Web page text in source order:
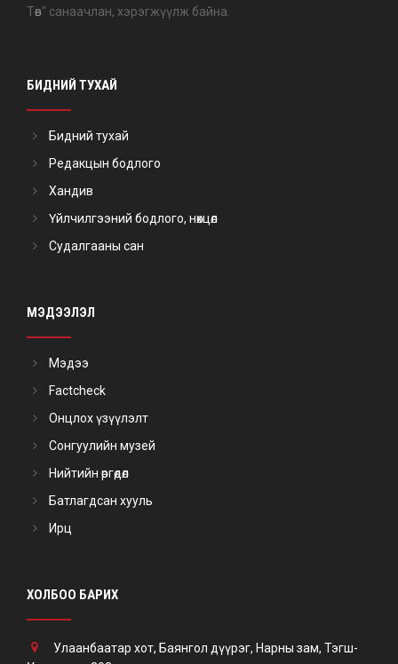
Төв" санаачлан, хэрэгжүүлж байна.
БИДНИЙ ТУХАЙ
Бидний тухай
Редакцын бодлого
Хандив
Үйлчилгээний бодлого, нөхцөл
Судалгааны сан
МЭДЭЭЛЭЛ
Мэдээ
Factcheck
Онцлох үзүүлэлт
Сонгуулийн музей
Нийтийн өргөдөл
Батлагдсан хууль
Ирц
ХОЛБОО БАРИХ
Улаанбаатар хот, Баянгол дүүрэг, Нарны зам, Тэгш-